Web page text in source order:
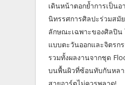
เดินหน้าตอกย้ำการเป็น
นิทรรศการศิลปะร่วมสมัย
ลักษณะเฉพาะของศิลปิน
แบบตะวันออกและจิตรก
รวมทั้งผลงานจากชุด
บนพื้นผิวที่ซ้อนทับกันหลา